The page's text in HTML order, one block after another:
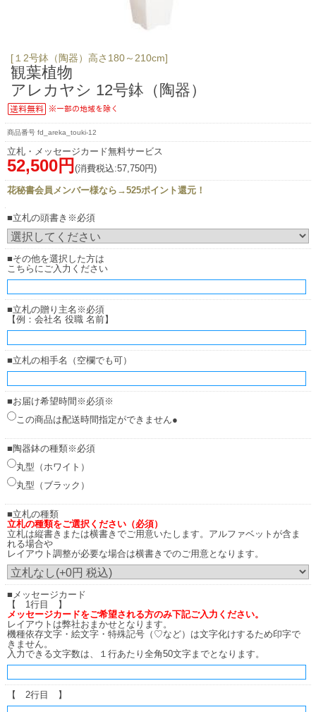
[１2号鉢（陶器）高さ180～210cm]
観葉植物
アレカヤシ 12号鉢（陶器）
fd_areka_touki-12
立札・メッセージカード無料サービス
52,500円 (消費税込:57,750円)
花秘書会員メンバー様なら→525ポイント還元！
■立札の頭書き※必須
■その他を選択した方は
こちらにご入力ください
■立札の贈り主名※必須
【例：会社名 役職 名前】
■立札の相手名（空欄でも可）
■お届け希望時間※必須※
この商品は配送時間指定ができません●
■陶器鉢の種類※必須
丸型（ホワイト）
丸型（ブラック）
■立札の種類
立札の種類をご選択ください（必須）
立札は縦書きまたは横書きでご用意いたします。アルファベットが含ま
れる場合や
レイアウト調整が必要な場合は横書きでのご用意となります。
■メッセージカード
【 1行目 】
メッセージカードをご希望される方のみ下記ご入力ください。
レイアウトは弊社おまかせとなります。
機種依存文字・絵文字・特殊記号（♡など）は文字化けするため印字で
きません。
入力できる文字数は、１行あたり全角50文字までとなります。
【 2行目 】